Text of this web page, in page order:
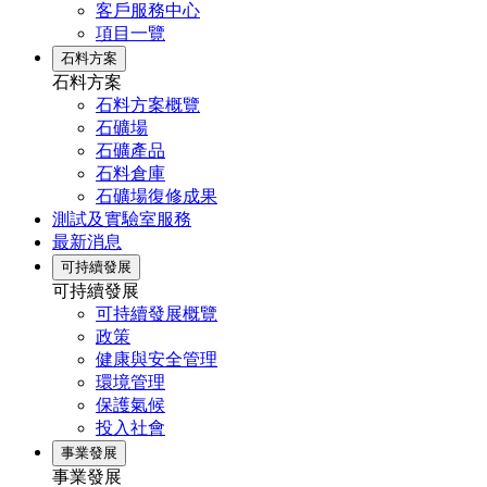
客戶服務中心
項目一覽
石料方案
石料方案
石料方案概覽
石礦場
石礦產品
石料倉庫
石礦場復修成果
測試及實驗室服務
最新消息
可持續發展
可持續發展
可持續發展概覽
政策
健康與安全管理
環境管理
保護氣候
投入社會
事業發展
事業發展